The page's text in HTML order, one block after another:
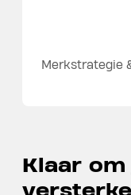
Merkstrategie
Klaar